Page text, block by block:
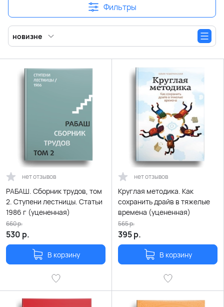
Фильтры
новизне
нет отзывов
РАБАШ. Сборник трудов, том
2. Ступени лестницы. Статьи
1986 г (уцененная)
530 р.
660р.
В корзину
нет отзывов
Круглая методика. Как
сохранить драйв в тяжелые
времена (уцененная)
395р.
565р.
В корзину